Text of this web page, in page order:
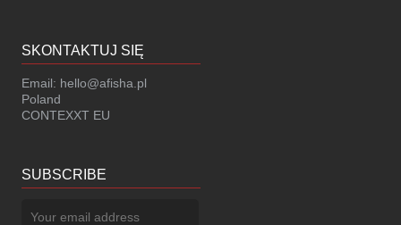
SKONTAKTUJ SIĘ
Email: hello@afisha.pl
Poland
CONTEXXT EU
SUBSCRIBE